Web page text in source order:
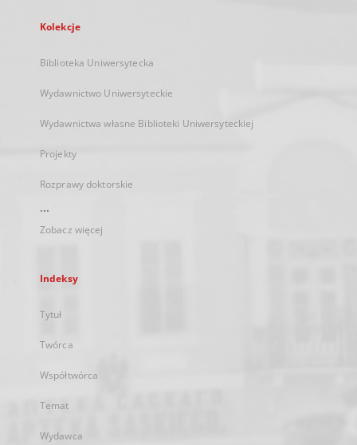
Kolekcje
Biblioteka Uniwersytecka
Wydawnictwo Uniwersyteckie
Wydawnictwa własne Biblioteki Uniwersyteckiej
Projekty
Rozprawy doktorskie
...
Zobacz więcej
Indeksy
Tytuł
Twórca
Współtwórca
Temat
Wydawca